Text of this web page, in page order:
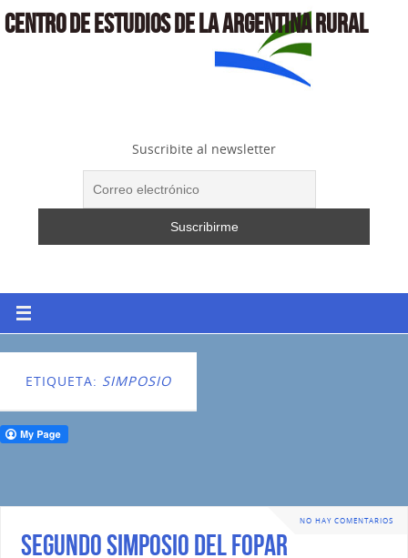
CENTRO DE ESTUDIOS DE LA ARGENTINA RURAL
Suscribite al newsletter
ETIQUETA: SIMPOSIO
NO HAY COMENTARIOS
Segundo Simposio del FOPAR